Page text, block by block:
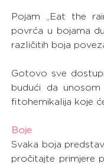
Pojam „Eat the
povrća u bojama
različitih boja
Gotovo sve
budući da
fitohemikalija koje
Boje
Svaka boja
pročitajte primjere